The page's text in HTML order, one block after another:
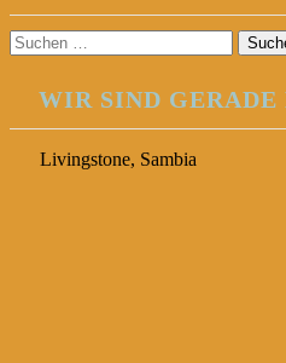
Suchen
nach:
WIR SIND GERADE
Livingstone, Sambia